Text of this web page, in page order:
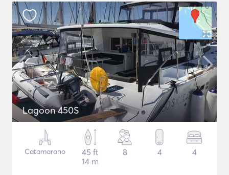
Lagoon 450S
Catamarano
45 ft
14 m
8 4 4